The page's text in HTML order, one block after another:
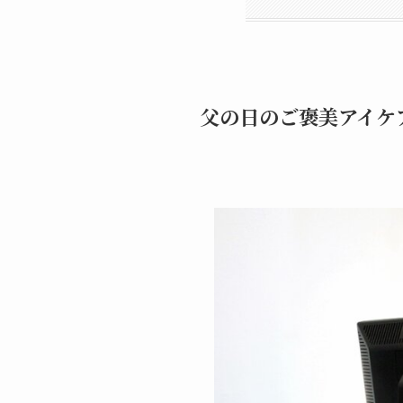
父の日のご褒美アイケ